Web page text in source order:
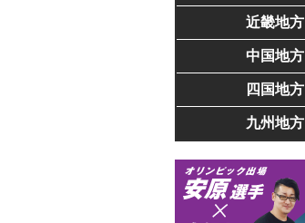
近畿地方
中国地方
四国地方
九州地方